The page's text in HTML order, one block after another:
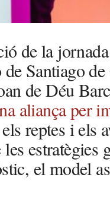
de la
Santiago
de Déu
aliança per
reptes i els
estratègies
el model